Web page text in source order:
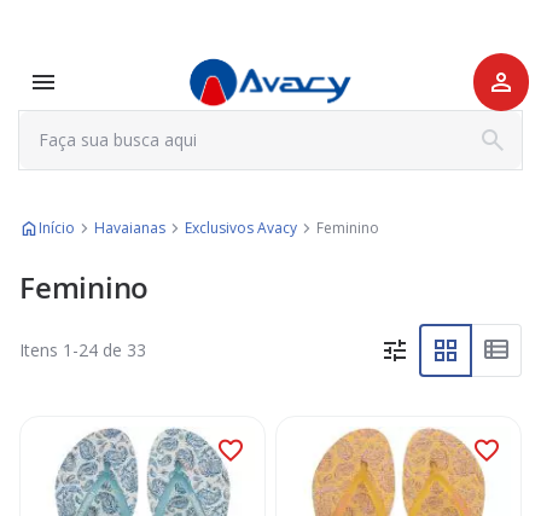
Início Havaianas Exclusivos Avacy Feminino
Feminino
Itens 1 -24 de 33